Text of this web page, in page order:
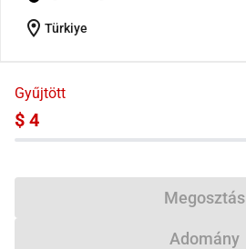
location_on Türkiye
Gyűjtött
$ 4
Megosztás
Adomány